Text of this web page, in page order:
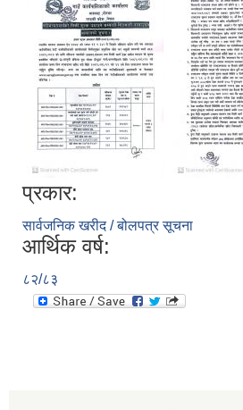
प्रकार:
सार्वजनिक खरीद / बोलपत्र सूचना
आर्थिक वर्ष:
८२/८३